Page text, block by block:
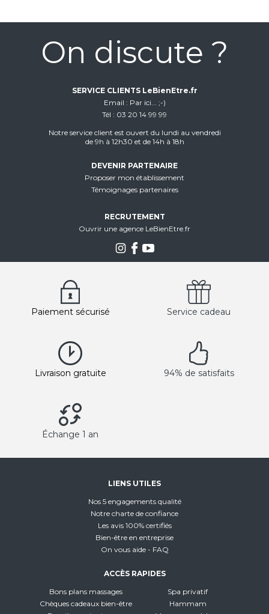
On discute ?
SERVICE CLIENTS LeBienEtre.fr
Email
Par ici... ;-)
Tél
03 20 14 99 99
Notre service client est ouvert du lundi au vendredi
de 9h à 12h30 et de 14h à 18h
DEVENIR PARTENAIRE
Proposer mon établissement
Témoignages partenaires
RECRUTEMENT
Ouvrir une agence LeBienEtre.fr
Paiement sécurisé Service cadeau
Livraison gratuite 94% de satisfaits
Échange 1 an
LIENS UTILES
Nos 5 engagements qualité
Notre charte de confiance
Les avis 100% certifiés
Bien-être en entreprise
On vous aide - FAQ
ACCÈS RAPIDES
Bons plans massages
Chèques cadeaux bien-être
Spa privatif
Hammam